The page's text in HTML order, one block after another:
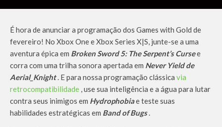
É hora de anunciar a programação dos Games with Gold de
fevereiro! No Xbox One e Xbox Series X|S, junte-se a uma
aventura épica em Broken Sword 5: The Serpent’s Cursee
corra com uma trilha sonora apertada em Never Yield de
Aerial_Knight. E para nossa programação clássica via
retrocompatibilidade , use sua inteligência e a água para lutar
contra seus inimigos em Hydrophobiae teste suas
habilidades estratégicas em Band of Bugs.